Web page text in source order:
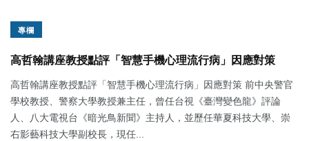
專欄
高哲翰講座教授點評「智慧手機心理流行病」因應對策
高哲翰講座教授點評「智慧手機心理流行病」因應對策 前中央警官
學校教授、警察大學教授兼主任，曾任台視《臺灣變色龍》評論
人、八大電視台《暗光鳥新聞》主持人，並歷任華夏科技大學、崇
右影藝科技大學副校長，現任...